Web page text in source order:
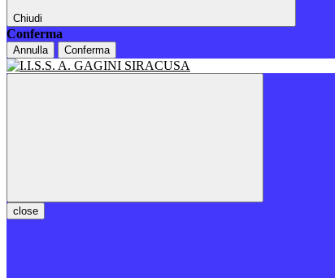
Chiudi
Conferma
Annulla Conferma
close